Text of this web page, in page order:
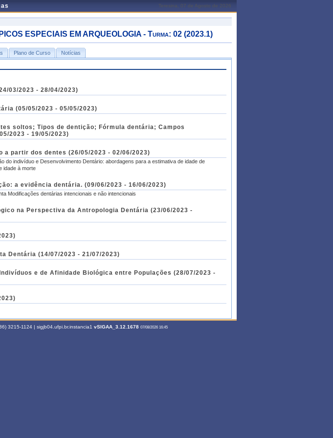
Teresina, 07 de Agosto de 2026
ESPECIAIS EM ARQUEOLOGIA - Turma: 02 (2023.1)
Plano de Curso Notícias
03/2023 - 28/04/2023)
(05/05/2023 - 05/05/2023)
soltos; Tipos de dentição; Fórmula dentária; Campos
2023 - 19/05/2023)
a partir dos dentes (26/05/2023 - 02/06/2023)
do indivíduo e Desenvolvimento Dentário: abordagens para a estimativa de idade de
idade à morte
a evidência dentária. (09/06/2023 - 16/06/2023)
Modificações dentárias intencionais e não intencionais
na Perspectiva da Antropologia Dentária (23/06/2023 -
Dentária (14/07/2023 - 21/07/2023)
e de Afinidade Biológica entre Populações (28/07/2023 -
3215-1124 | sigjb04.ufpi.br.instancia1 vSIGAA_3.12.1678 07/08/2026 16:45